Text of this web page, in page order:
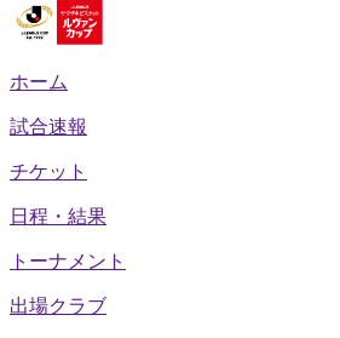
ホーム
試合速報
チケット
日程・結果
トーナメント
出場クラブ